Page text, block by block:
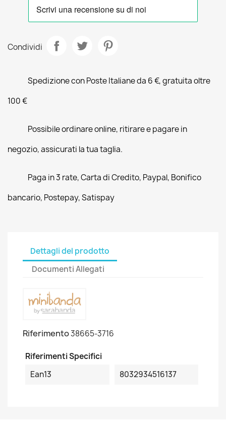
Condividi
Spedizione con Poste Italiane da 6 €, gratuita oltre
100 €
Possibile ordinare online, ritirare e pagare in
negozio, assicurati la tua taglia.
Paga in 3 rate, Carta di Credito, Paypal, Bonifico
bancario, Postepay, Satispay
Dettagli del prodotto
Documenti Allegati
Riferimento38665-3716
Riferimenti Specifici
Ean13
8032934516137